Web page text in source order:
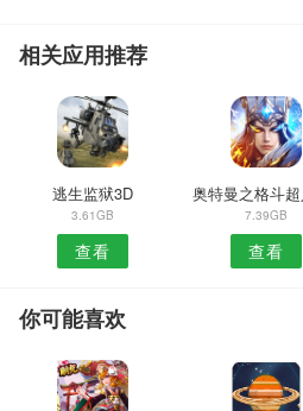
相关应用推荐
逃生监狱3D
3.61GB
查看
7.39GB
查看
你可能喜欢